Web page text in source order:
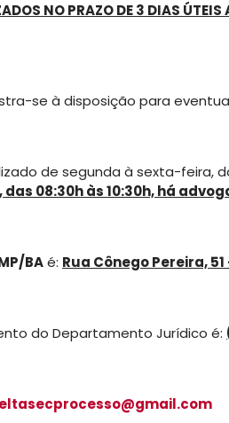
NO PRAZO DE 3 DIAS
se à disposição para
de segunda à sexta-feira,
08:30h às 10:30h, há
BAé: Rua Cônego Pereira,
do Departamento Jurídico é: